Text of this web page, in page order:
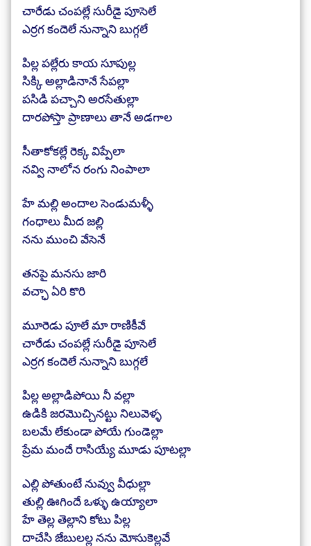
చారేడు చంపల్లే సురీడై పూసెలే
ఎర్రగ కందెలే నున్నాని బుగ్గలే
పిల్ల పల్లేరు కాయ సూపుల్ల
సిక్కి అల్లాడినానే సేపల్లా
పసిడి పచ్చాని అరసేతుల్లా
దారపోస్తా ప్రాణాలు తానే అడగాల
సీతాకోకల్లే రెక్క విప్పేలా
నవ్వి నాలోన రంగు నింపాలా
హే మల్లి అందాల సెండుమళ్ళీ
గంధాలు మీద జల్లి
నను ముంచి వేసెనే
తనపై మనసు జారి
వచ్ఛా ఏరి కొరి
మూరెడు పూలే మా రాణికీవే
చారేడు చంపల్లే సురీడై పూసెలే
ఎర్రగ కందెలే నున్నాని బుగ్గలే
పిల్ల అల్లాడిపోయి నీ వల్లా
ఉడికి జరమొచ్చినట్టు నిలువెళ్ళ
బలమే లేకుండా పోయే గుండెల్లా
ప్రేమ మందే రాసియ్యే మూడు పూటల్లా
ఎల్లి పోతుంటే నువ్వు వీధుల్లా
తుల్లి ఊగిందే ఒళ్ళు ఉయ్యాలా
హే తెల్ల తెల్లాని కోటు పిల్ల
దాచేసి జేబులల్ల నను మోసుకెల్లవే